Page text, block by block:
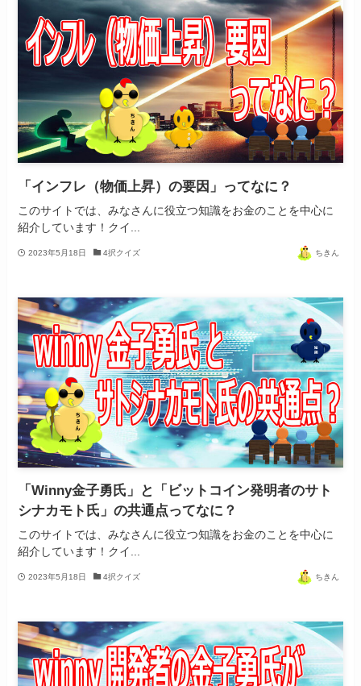
「インフレ（物価上昇）の要因」ってなに？
このサイトでは、みなさんに役立つ知識をお金のことを中心に
紹介しています！クイ...
2023年5月18日 4択クイズ ちきん
「Winny金子勇氏」と「ビットコイン発明者のサト
シナカモト氏」の共通点ってなに？
このサイトでは、みなさんに役立つ知識をお金のことを中心に
紹介しています！クイ...
2023年5月18日 4択クイズ ちきん